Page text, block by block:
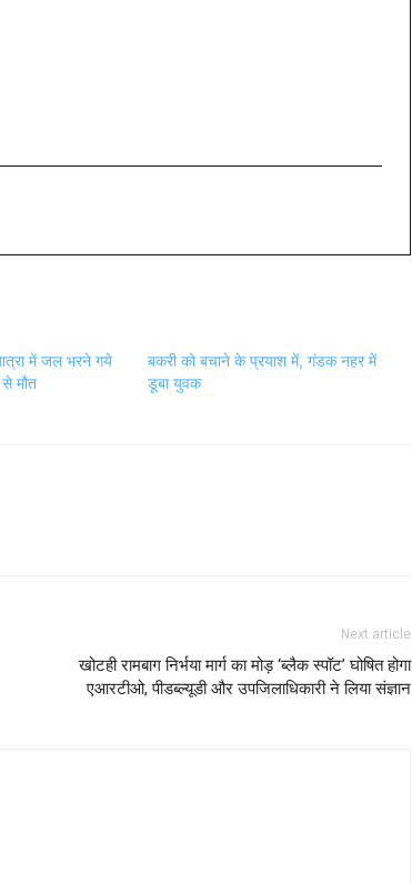
में जल भरने गये
मौत
बकरी को बचाने के प्रयाश में, गंडक नहर में
डूबा युवक
Next article
खोटही रामबाग निर्भया मार्ग का मोड़ ‘ब्लैक स्पॉट’ घोषित होगा
एआरटीओ, पीडब्ल्यूडी और उपजिलाधिकारी ने लिया संज्ञान